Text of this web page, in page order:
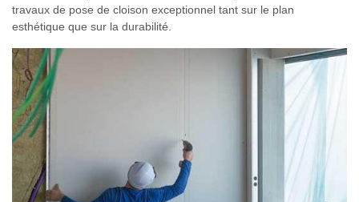
travaux de pose de cloison exceptionnel tant sur le plan
esthétique que sur la durabilité.